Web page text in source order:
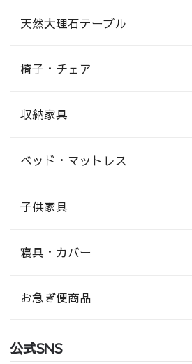
天然大理石テーブル
椅子・チェア
収納家具
ベッド・マットレス
子供家具
寝具・カバー
お急ぎ便商品
公式SNS